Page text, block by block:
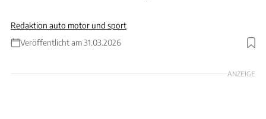
Redaktion auto motor und sport
Veröffentlicht am 31.03.2026
Foto: KNDS
ANZEIGE